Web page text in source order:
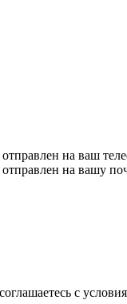
на ваш
на вашу
c